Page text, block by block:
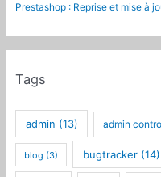
Prestashop : Reprise et mise à
Tags
admin (13) admin
blog (3) bugtracker(14)